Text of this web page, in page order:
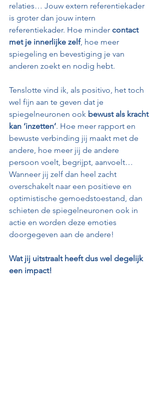
relaties… Jouw extern referentiekader
is groter dan jouw intern
referentiekader. Hoe minder contact
met je innerlijke zelf, hoe meer
spiegeling en bevestiging je van
anderen zoekt en nodig hebt.
Tenslotte vind ik, als positivo, het toch
wel fijn aan te geven dat je
spiegelneuronen ook bewust als kracht
kan ‘inzetten’. Hoe meer rapport en
bewuste verbinding jij maakt met de
andere, hoe meer jij de andere
persoon voelt, begrijpt, aanvoelt…
Wanneer jij zelf dan heel zacht
overschakelt naar een positieve en
optimistische gemoedstoestand, dan
schieten de spiegelneuronen ook in
actie en worden deze emoties
doorgegeven aan de andere!
Wat jij uitstraalt heeft dus wel degelijk
een impact!